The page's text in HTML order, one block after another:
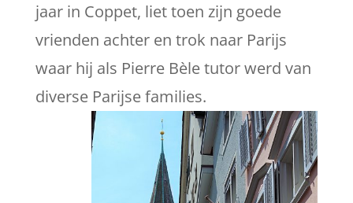
jaar in Coppet, liet toen zijn goede
vrienden achter en trok naar Parijs
waar hij als Pierre Bèle tutor werd van
diverse Parijse families.